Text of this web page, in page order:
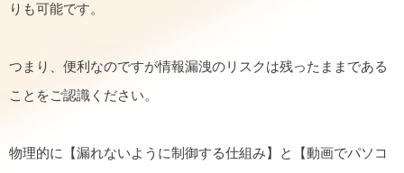
りも可能です。
つまり、便利なのですが情報漏洩のリスクは残ったままである
ことをご認識ください。
物理的に【漏れないように制御する仕組み】と【動画でパソコ